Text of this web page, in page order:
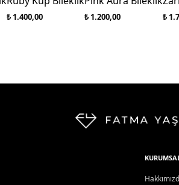
₺ 1.400,00 ₺ 1.200,00 ₺